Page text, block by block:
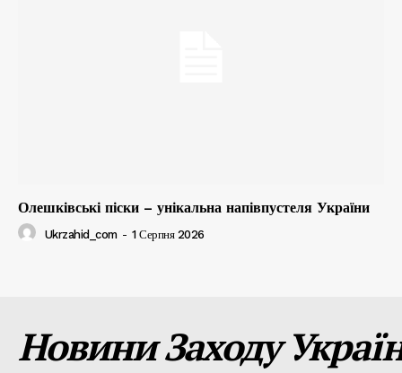
Олешківські піски – унікальна напівпустеля України
Ukrzahid_com - 1 Серпня 2026
Новини Заходу